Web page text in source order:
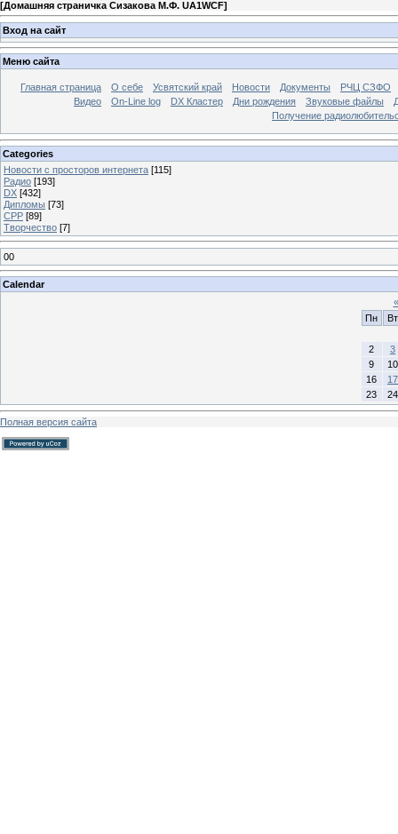
[Домашняя страничка Сизакова М.Ф. UA1WCF]
Вход на сайт
Меню сайта
Главная страница О себе Усвятский край Новости Документы
РЧЦ СЗФО
Видео
On-Line log DX Кластер Дни рождения Звуковые файлы
Получение
Categories
Новости с просторов интернета [115]
Радио [193]
DX [432]
Дипломы [73]
СРР [89]
Творчество [7]
00
Calendar
«
Пн
Вт
2
3
9
10
16
17
23
24
Полная версия сайта